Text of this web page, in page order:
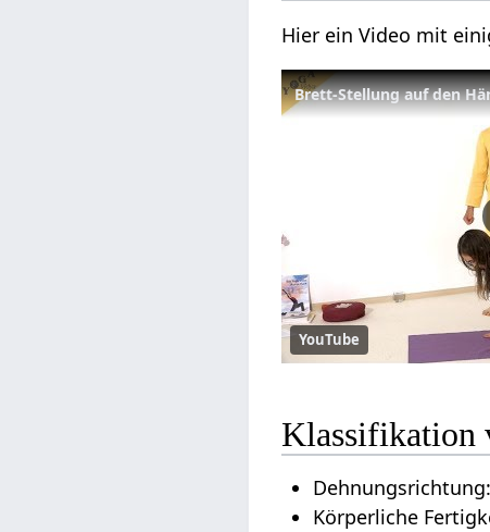
Hier ein Video mit
Brett-Stellung auf den
YouTube
Klassifikation
Körperliche